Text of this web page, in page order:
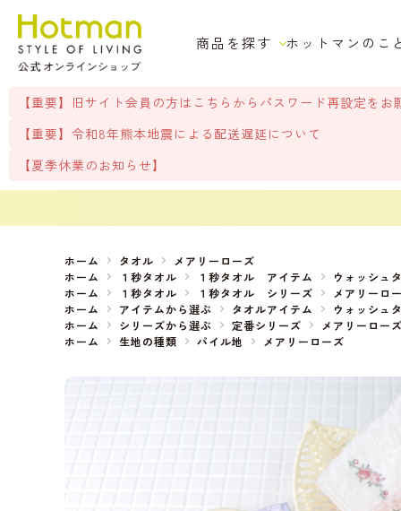
商品を探す ホットマンのこ
【重要】旧サイト会員の方はこちらからパスワード再設定をお
【重要】令和8年熊本地震による配送遅延について
【夏季休業のお知らせ】
ホーム タオル
メアリーローズ
ホーム
１秒タオル １秒タオル アイテム ウォッシュ
ホーム
１秒タオル １秒タオル シリーズ メアリーロ
ホーム
アイテムから選ぶ タオルアイテム ウォッシュ
ホーム
シリーズから選ぶ 定番シリーズ メアリーローズ
ホーム
生地の種類 パイル地 メアリーローズ